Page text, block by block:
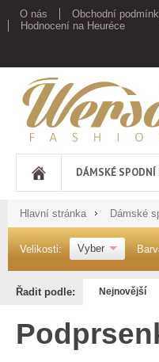
O nás Obchodní
Hodnocení na Heuréce
Werso
DÁMSKÉ SPODNÍ
Hlavní stránka Dámské
Velikosti: Vyber
Řadit podle: Nejnovější